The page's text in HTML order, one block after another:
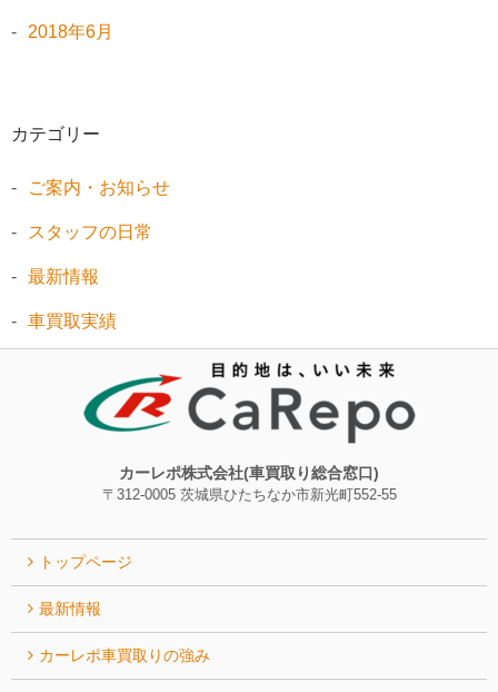
2018年6月
カテゴリー
ご案内・お知らせ
スタッフの日常
最新情報
車買取実績
カーレポ株式会社(車買取り総合窓口)
〒312-0005 茨城県ひたちなか市新光町552-55
トップページ
最新情報
カーレポ⾞買取りの強み